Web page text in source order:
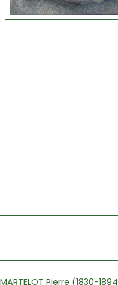
MARTELOT Pierre (1830-